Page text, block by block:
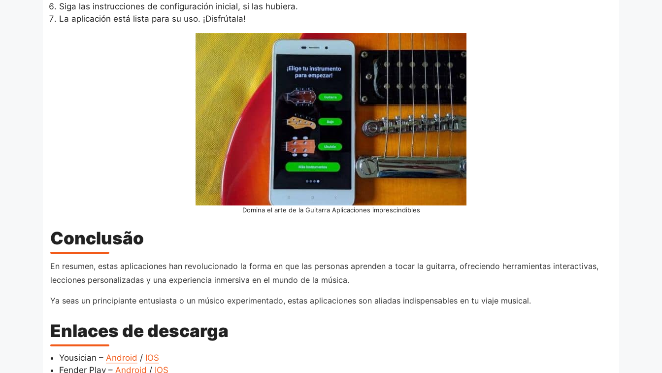
Siga las instrucciones de configuración inicial, si las hubiera.
La aplicación está lista para su uso. ¡Disfrútala!
Domina el arte de la Guitarra Aplicaciones imprescindibles
Conclusão
En resumen, estas aplicaciones han revolucionado la forma en que las personas aprenden a tocar la guitarra, ofreciendo herramientas interactivas,
lecciones personalizadas y una experiencia inmersiva en el mundo de la música.
Ya seas un principiante entusiasta o un músico experimentado, estas aplicaciones son aliadas indispensables en tu viaje musical.
Enlaces de descarga
Yousician – Android / IOS
Fender Play – Android / IOS